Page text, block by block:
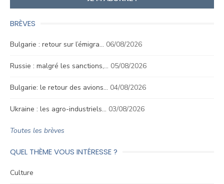
BRÈVES
Bulgarie : retour sur l’émigra… 06/08/2026
Russie : malgré les sanctions,… 05/08/2026
Bulgarie: le retour des avions… 04/08/2026
Ukraine : les agro-industriels… 03/08/2026
Toutes les brèves
QUEL THÈME VOUS INTÉRESSE ?
Culture